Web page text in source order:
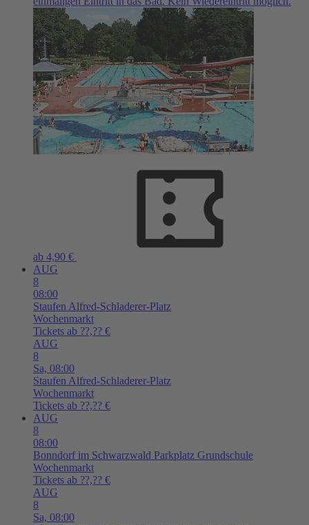
ab 4,90 €
AUG
8
08:00
Staufen Alfred-Schladerer-Platz
Wochenmarkt
Tickets ab ??,?? €
AUG
8
Sa, 08:00
Staufen Alfred-Schladerer-Platz
Wochenmarkt
Tickets ab ??,?? €
AUG
8
08:00
Bonndorf im Schwarzwald Parkplatz Grundschule
Wochenmarkt
Tickets ab ??,?? €
AUG
8
Sa, 08:00